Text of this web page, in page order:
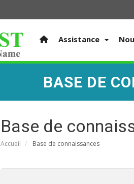
Assistance
BASE DE
Base de
Accueil Base de connaissances